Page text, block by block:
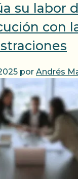
su labor
con
por Andrés